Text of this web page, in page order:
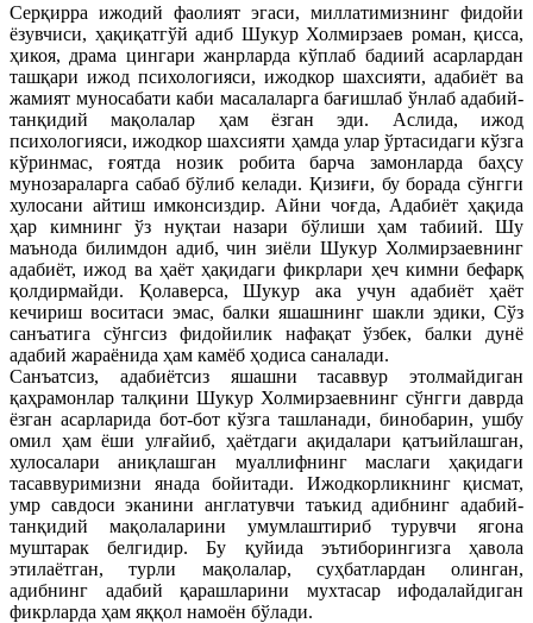
Серқирра ижодий фаолият эгаси, миллатимизнинг фидойи
ёзувчиси, ҳақиқатгўй адиб Шукур Холмирзаев роман, қисса,
ҳикоя, драма цингари жанрларда кўплаб бадиий асарлардан
ташқари ижод психологияси, ижодкор шахсияти, адабиёт ва
жамият муносабати каби масалаларга бағишлаб ўнлаб адабий-
танқидий мақолалар ҳам ёзган эди. Аслида, ижод
психологияси, ижодкор шахсияти ҳамда улар ўртасидаги кўзга
кўринмас, ғоятда нозик робита барча замонларда баҳсу
мунозараларга сабаб бўлиб келади. Қизиғи, бу борада сўнгги
хулосани айтиш имконсиздир. Айни чоғда, Адабиёт ҳақида
ҳар кимнинг ўз нуқтаи назари бўлиши ҳам табиий. Шу
маънода билимдон адиб, чин зиёли Шукур Холмирзаевнинг
адабиёт, ижод ва ҳаёт ҳақидаги фикрлари ҳеч кимни бефарқ
қолдирмайди. Қолаверса, Шукур ака учун адабиёт ҳаёт
кечириш воситаси эмас, балки яшашнинг шакли эдики, Сўз
санъатига сўнгсиз фидойилик нафақат ўзбек, балки дунё
адабий жараёнида ҳам камёб ҳодиса саналади.
Санъатсиз, адабиётсиз яшашни тасаввур этолмайдиган
қаҳрамонлар талқини Шукур Холмирзаевнинг сўнгги даврда
ёзган асарларида бот-бот кўзга ташланади, бинобарин, ушбу
омил ҳам ёши улғайиб, ҳаётдаги ақидалари қатъийлашган,
хулосалари аниқлашган муаллифнинг маслаги ҳақидаги
тасаввуримизни янада бойитади. Ижодкорликнинг қисмат,
умр савдоси эканини англатувчи таъкид адибнинг адабий-
танқидий мақолаларини умумлаштириб турувчи ягона
муштарак белгидир. Бу қуйида эътиборингизга ҳавола
этилаётган, турли мақолалар, суҳбатлардан олинган,
адибнинг адабий қарашларини мухтасар ифодалайдиган
фикрларда ҳам яққол намоён бўлади.